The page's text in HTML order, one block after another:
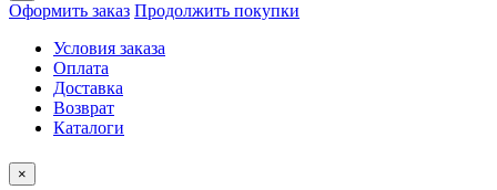
Оформить заказ Продолжить покупки
Условия заказа
Оплата
Доставка
Возврат
Каталоги
×